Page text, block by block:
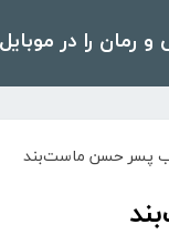
پسر حسن ماست‌بند